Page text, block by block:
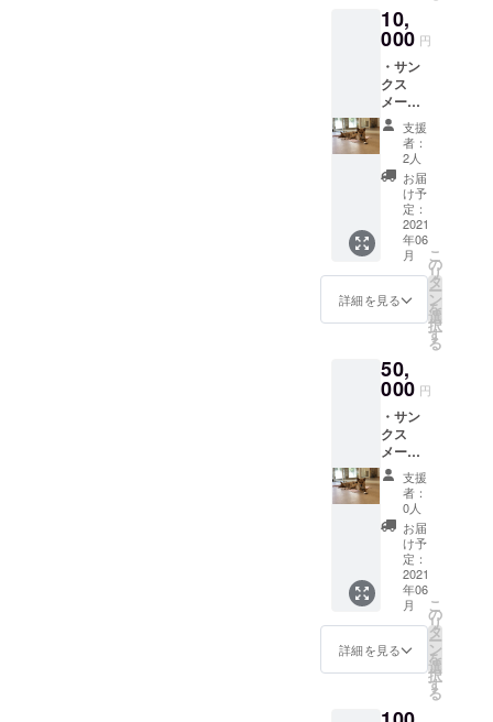
県相模原市
に『はっ
ぴーている
ずdogs room
相模原店』
を開設。
2018年4月
東京都板橋
区役所の犬
の連れ込み
マナー啓発
委託を受け
2020年2月
東京都目黒
区に『はっ
ぴーている
ずdogs room
渋谷店』開
設。
205mm
10,
000 円
・サン
クス
メール
支援し
ていた
だいた
方へ感
謝の
メール
を送ら
せてい
ただき
ます。
・マス
クケー
オリジ
ナルマ
スク
ケース
を3個送
らせて
いただ
きま
す。 素
材 ポ
リプロ
ピレン
0.2mm
厚 寸法
（フタ
付
き）
110mm
205mm
支援
者：
2人
お届
け予
定：
2021
年06
月
詳細を見る
こ
の
リ
タ
ー
ン
を
選
択
す
る
50,
000 円
・サン
クス
メール
支援し
ていた
だいた
方へ感
謝の
メール
を送ら
せてい
ただき
ます。
・マス
クケー
オリジ
支援
者：
0人
お届
け予
定：
2021
年06
月
詳細を見る
こ
の
リ
タ
ー
ン
を
選
択
す
る